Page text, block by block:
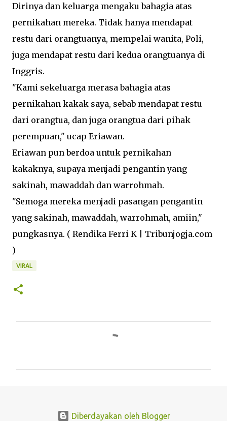
Dirinya dan keluarga mengaku bahagia atas
pernikahan mereka. Tidak hanya mendapat
restu dari orangtuanya, mempelai wanita, Poli,
juga mendapat restu dari kedua orangtuanya di
Inggris.
"Kami sekeluarga merasa bahagia atas
pernikahan kakak saya, sebab mendapat restu
dari orangtua, dan juga orangtua dari pihak
perempuan," ucap Eriawan.
Eriawan pun berdoa untuk pernikahan
kakaknya, supaya menjadi pengantin yang
sakinah, mawaddah dan warrohmah.
"Semoga mereka menjadi pasangan pengantin
yang sakinah, mawaddah, warrohmah, amiin,"
pungkasnya. ( Rendika Ferri K | Tribunjogja.com
)
VIRAL
Diberdayakan oleh Blogger